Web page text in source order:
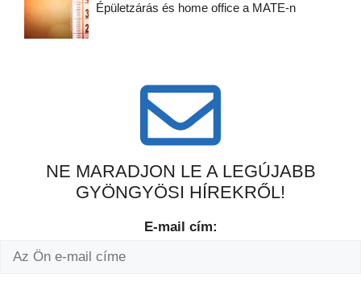
Épületzárás és home office a MATE-n
NE MARADJON LE A LEGÚJABB
GYÖNGYÖSI HÍREKRŐL!
E-mail cím: